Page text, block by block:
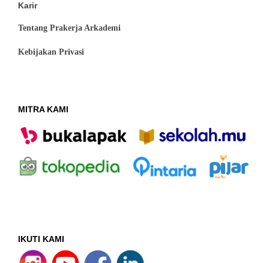
Karir
Tentang Prakerja Arkademi
Kebijakan Privasi
MITRA KAMI
IKUTI KAMI